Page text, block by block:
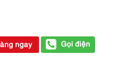
ngay Gọi điện